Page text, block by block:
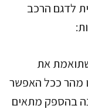
לדגם הרכב
את
מהר ככל האפשר
בהספק מתאים